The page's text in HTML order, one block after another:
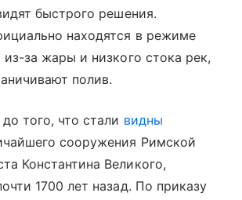
быстрого решения.
находятся в режиме
за жары и низкого стока рек,
полив.
того, что стали видны
сооружения Римской
Константина Великого,
1700 лет назад. По приказу